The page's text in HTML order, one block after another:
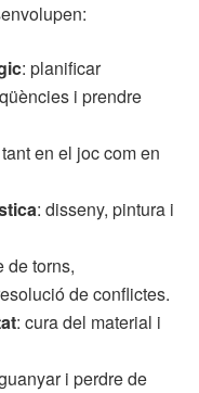
: planificar
i prendre
en el joc com en
: disseny, pintura i
de torns,
de conflictes.
: cura del material i
i perdre de